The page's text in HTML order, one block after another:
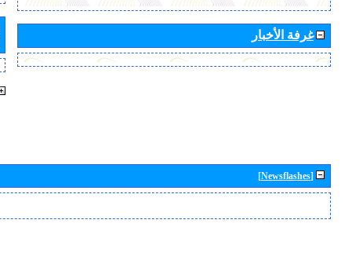
غرفة الأخبار
[Newsflashes]